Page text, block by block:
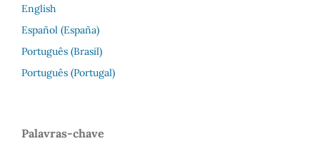
English
Español (España)
Português (Brasil)
Português (Portugal)
Palavras-chave